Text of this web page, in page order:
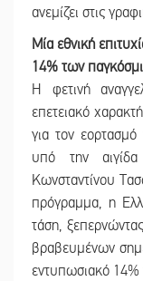
ανεμίζει στις
Μία εθνική
14% των
Η φετινή
επετειακό
για τον
υπό την
Κωνσταντίνου
πρόγραμμα, η
τάση,
βραβευμένων
εντυπωσιακό